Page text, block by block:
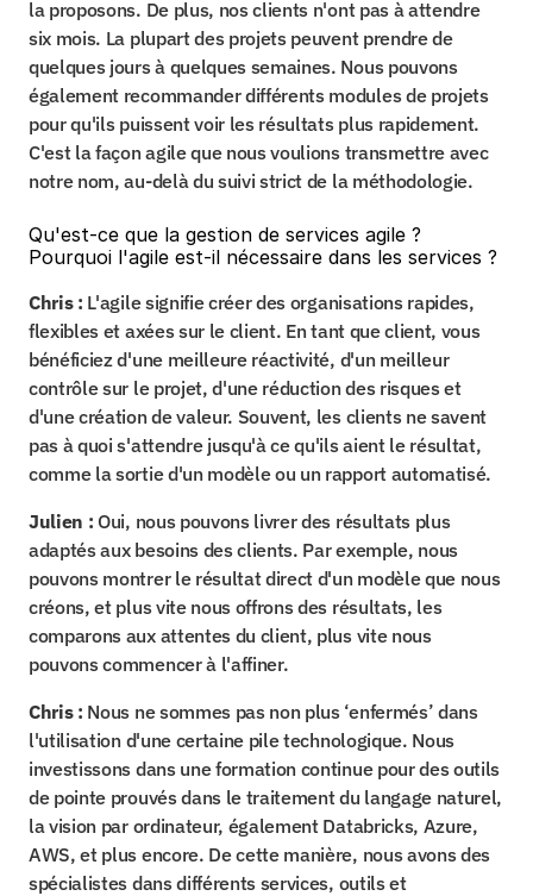
la proposons. De plus, nos clients n'ont pas à attendre
six mois. La plupart des projets peuvent prendre de
quelques jours à quelques semaines. Nous pouvons
également recommander différents modules de projets
pour qu'ils puissent voir les résultats plus rapidement.
C'est la façon agile que nous voulions transmettre avec
notre nom, au-delà du suivi strict de la méthodologie.
Qu'est-ce que la gestion de services agile ?
Pourquoi l'agile est-il nécessaire dans les services ?
Chris : L'agile signifie créer des organisations rapides,
flexibles et axées sur le client. En tant que client, vous
bénéficiez d'une meilleure réactivité, d'un meilleur
contrôle sur le projet, d'une réduction des risques et
d'une création de valeur. Souvent, les clients ne savent
pas à quoi s'attendre jusqu'à ce qu'ils aient le résultat,
comme la sortie d'un modèle ou un rapport automatisé.
Julien : Oui, nous pouvons livrer des résultats plus
adaptés aux besoins des clients. Par exemple, nous
pouvons montrer le résultat direct d'un modèle que nous
créons, et plus vite nous offrons des résultats, les
comparons aux attentes du client, plus vite nous
pouvons commencer à l'affiner.
Chris : Nous ne sommes pas non plus ‘enfermés’ dans
l'utilisation d'une certaine pile technologique. Nous
investissons dans une formation continue pour des outils
de pointe prouvés dans le traitement du langage naturel,
la vision par ordinateur, également Databricks, Azure,
AWS, et plus encore. De cette manière, nous avons des
spécialistes dans différents services, outils et